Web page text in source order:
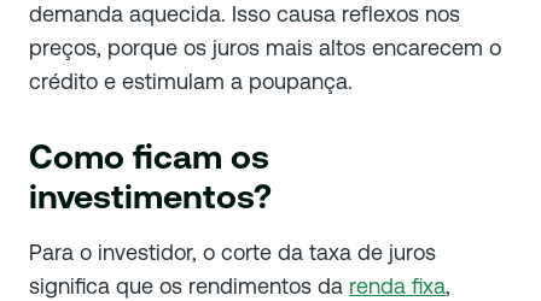
demanda aquecida. Isso causa reflexos nos
preços, porque os juros mais altos encarecem o
crédito e estimulam a poupança.
Como ficam os
investimentos?
Para o investidor, o corte da taxa de juros
significa que os rendimentos da renda fixa,